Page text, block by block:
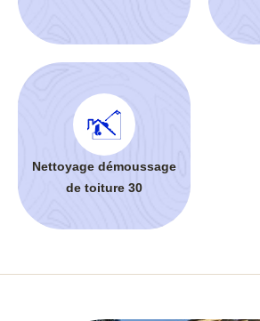
Nettoyage démoussage
de toiture 30